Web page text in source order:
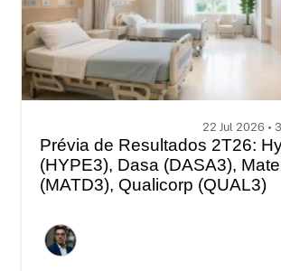
22 Jul 2026 •
Prévia de Resultados 2T26:
(HYPE3), Dasa (DASA3),
(MATD3), Qualicorp (QUAL3)